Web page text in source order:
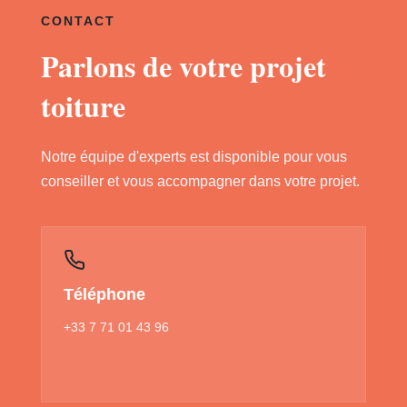
CONTACT
Parlons de votre projet
toiture
Notre équipe d'experts est disponible pour vous
conseiller et vous accompagner dans votre projet.
Téléphone
+33 7 71 01 43 96